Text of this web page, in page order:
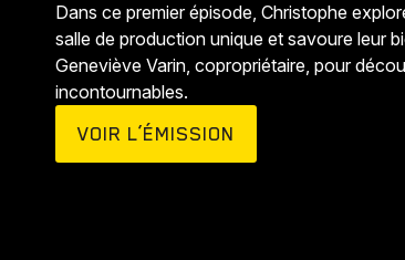
Dans ce premier épisode, Christophe
salle de production unique et savoure leur
Geneviève Varin, copropriétaire, pour
incontournables.
VOIR L’ÉMISSION